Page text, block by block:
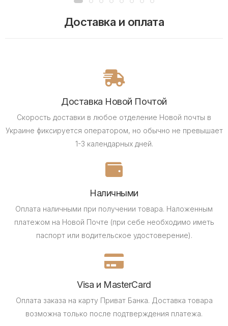
Доставка и оплата
Доставка Новой Почтой
Скорость доставки в любое отделение Новой почты в
Украине фиксируется оператором, но обычно не превышает
1-3 календарных дней.
Наличными
Оплата наличными при получении товара. Наложенным
платежом на Новой Почте (при себе необходимо иметь
паспорт или водительское удостоверение).
Visa и MasterCard
Оплата заказа на карту Приват Банка. Доставка товара
возможна только после подтверждения платежа.